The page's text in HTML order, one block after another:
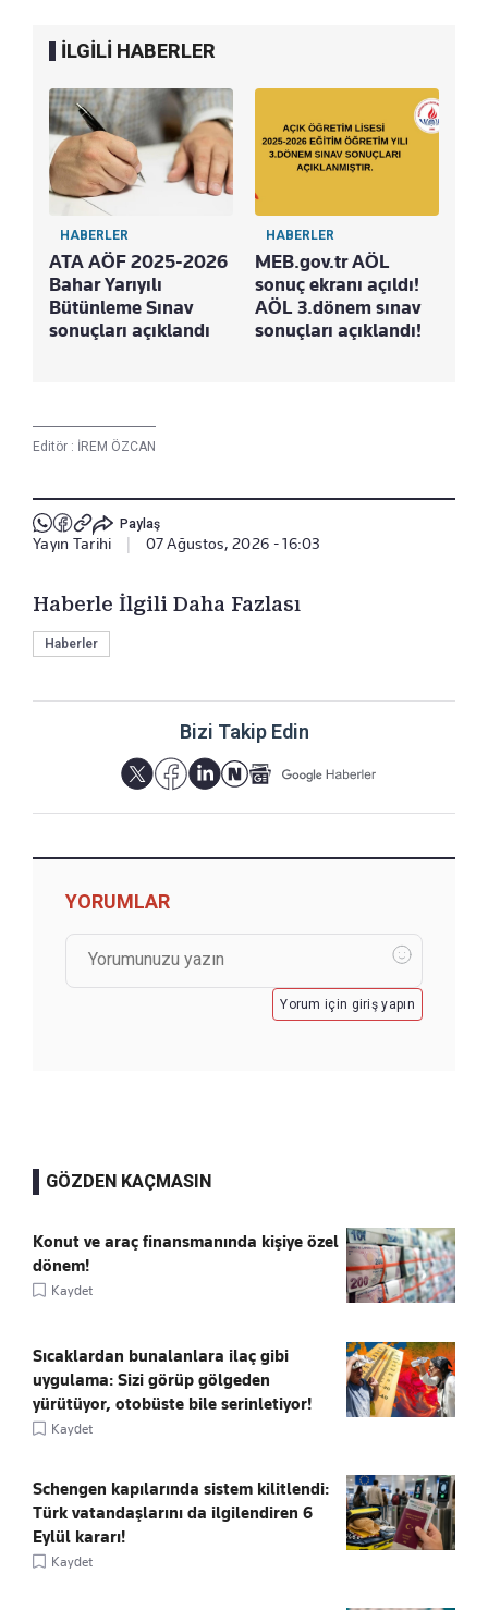
İLGİLİ HABERLER
HABERLER
ATA AÖF 2025-2026
Bahar Yarıyılı
Bütünleme Sınav
sonuçları açıklandı
HABERLER
MEB.gov.tr AÖL
sonuç ekranı açıldı!
AÖL 3.dönem sınav
sonuçları açıklandı!
Editör : İREM ÖZCAN
Paylaş
Yayın Tarihi 07 Ağustos, 2026 - 16:03
Haberle İlgili Daha Fazlası
Haberler
Bizi Takip Edin
YORUMLAR
Yorum için giriş yapın
GÖZDEN KAÇMASIN
Konut ve araç finansmanında kişiye özel
dönem!
Kaydet
Sıcaklardan bunalanlara ilaç gibi
uygulama: Sizi görüp gölgeden
yürütüyor, otobüste bile serinletiyor!
Kaydet
Schengen kapılarında sistem kilitlendi:
Türk vatandaşlarını da ilgilendiren 6
Eylül kararı!
Kaydet